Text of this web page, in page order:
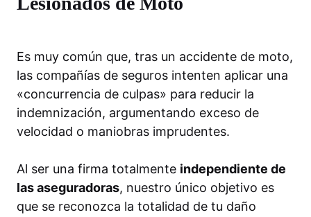
Es muy común que, tras un accidente de moto,
las compañías de seguros intenten aplicar una
«concurrencia de culpas» para reducir la
indemnización, argumentando exceso de
velocidad o maniobras imprudentes.
Al ser una firma totalmente independiente de
las aseguradoras, nuestro único objetivo es
que se reconozca la totalidad de tu daño